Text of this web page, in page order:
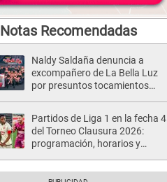
Notas Recomendadas
Naldy Saldaña denuncia a
excompañero de La Bella Luz
por presuntos tocamientos
Partidos de Liga 1 en la fecha 4
del Torneo Clausura 2026:
programación, horarios y